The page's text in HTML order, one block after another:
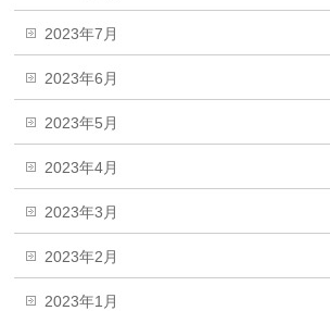
2023年7月
2023年6月
2023年5月
2023年4月
2023年3月
2023年2月
2023年1月